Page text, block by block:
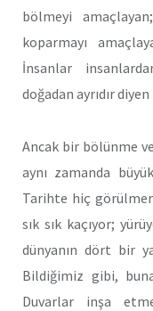
bölmeyi
koparmayı
İnsanlar
doğadan ayrıdır
Ancak bir bölünme
aynı zamanda
Tarihte hiç
sık sık kaçıyor;
dünyanın dört bir
Bildiğimiz gibi,
Duvarlar inşa